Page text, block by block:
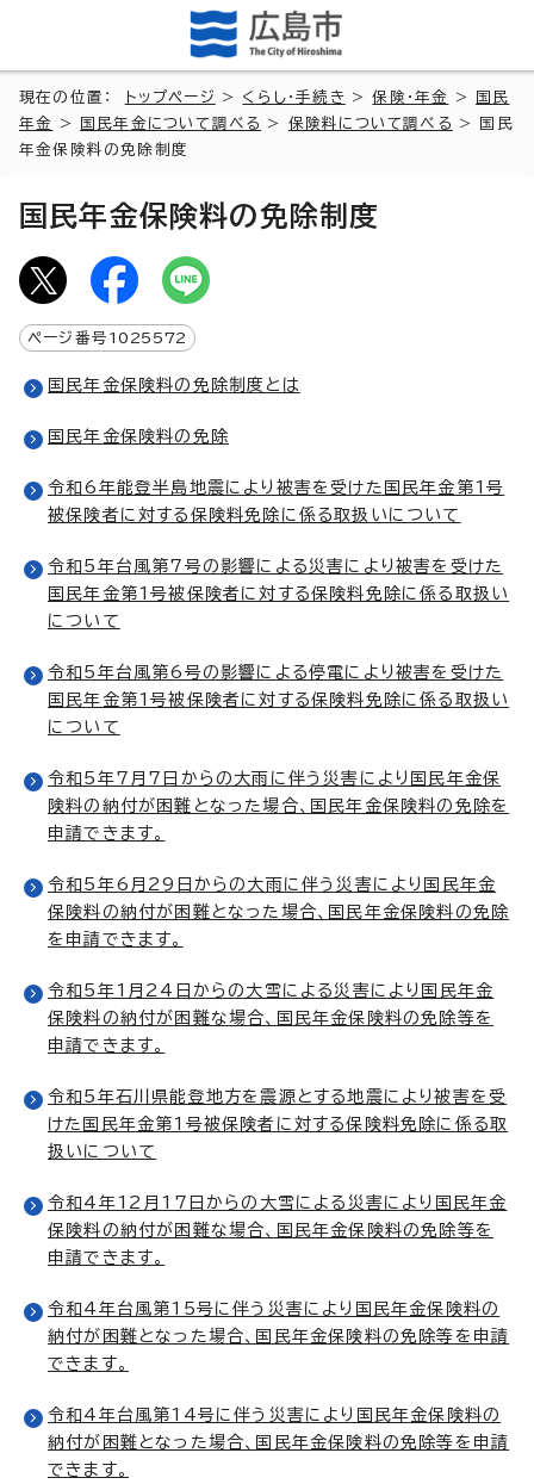
現在の位置： トップページ > くらし・手続き >保険・年金 >
国民
年金
> 国民年金について調べる > 保険料について調べる
> 国民
年金保険料の免除制度
国民年金保険料の免除制度
ページ番号 1025572
国民年金保険料の免除制度とは
国民年金保険料の免除
令和6年能登半島地震により被害を受けた国民年金第1号
被保険者に対する保険料免除に係る取扱いについて
令和5年台風第7号の影響による災害により被害を受けた
国民年金第1号被保険者に対する保険料免除に係る取扱い
について
令和5年台風第6号の影響による停電により被害を受けた
国民年金第1号被保険者に対する保険料免除に係る取扱い
について
令和5年7月7日からの大雨に伴う災害により国民年金保
険料の納付が困難となった場合、国民年金保険料の免除を
申請できます。
令和5年6月29日からの大雨に伴う災害により国民年金
保険料の納付が困難となった場合、国民年金保険料の免除
を申請できます。
令和5年1月24日からの大雪による災害により国民年金
保険料の納付が困難な場合、国民年金保険料の免除等を
申請できます。
令和5年石川県能登地方を震源とする地震により被害を受
けた国民年金第1号被保険者に対する保険料免除に係る取
扱いについて
令和4年12月17日からの大雪による災害により国民年金
保険料の納付が困難な場合、国民年金保険料の免除等を
申請できます。
令和4年台風第15号に伴う災害により国民年金保険料の
納付が困難となった場合、国民年金保険料の免除等を申請
できます。
令和4年台風第14号に伴う災害により国民年金保険料の
納付が困難となった場合、国民年金保険料の免除等を申請
できます。